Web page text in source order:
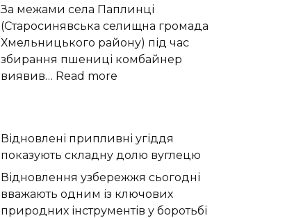
історії
Європи
За межами села Паплинці
(Старосинявська селищна громада
Хмельницького району) під час
збирання пшениці комбайнер
виявив… Read more
на
полі
під
час
жнив
Відновлені припливні угіддя
показують складну долю вуглецю
Відновлення узбережжя сьогодні
вважають одним із ключових
природних інструментів у боротьбі